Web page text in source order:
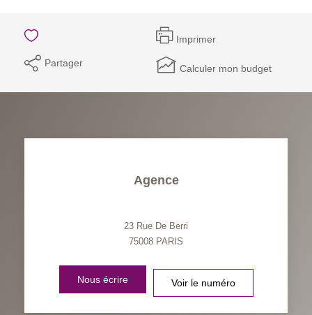
Imprimer
Partager Calculer mon budget
Agence
23 Rue De Berri
75008 PARIS
Nous écrire Voir le numéro